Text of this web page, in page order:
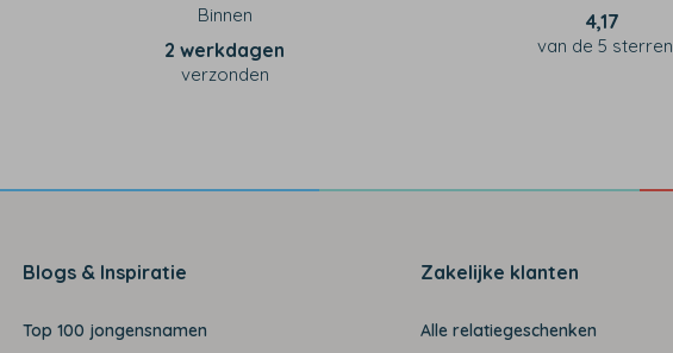
Binnen
2 werkdagen
verzonden
4,17
van de 5 sterren
Blogs & Inspiratie
Top 100 jongensnamen
Zakelijke klanten
Alle relatiegeschenken